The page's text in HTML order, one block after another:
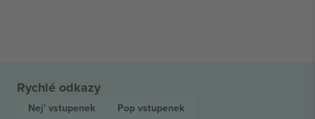
Rychlé odkazy
Nej' vstupenek Pop vstupenek